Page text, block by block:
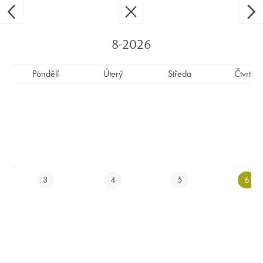
Ypsilon Golf Resort Liberec
EN
8-2026
Pondělí Úterý Středa Čtvrtek
3 4 5 6